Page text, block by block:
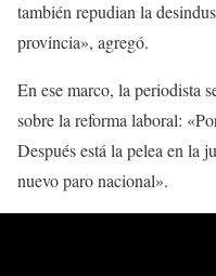
también repudian la
provincia», agregó.
En ese marco, la periodista
sobre la reforma laboral:
Después está la pelea en la
nuevo paro nacional».